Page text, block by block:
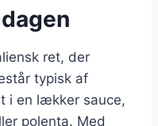
ret, der
typisk af
i en lækker sauce,
polenta. Med